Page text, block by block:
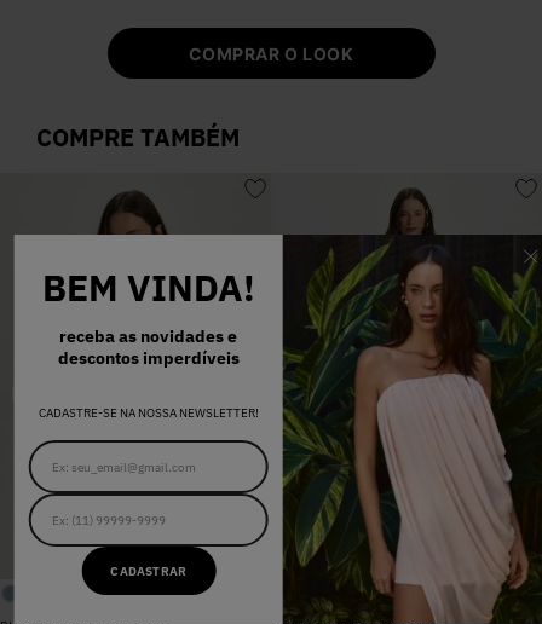
BEM VINDA!
receba as novidades e
descontos imperdíveis
CADASTRE-SE NA NOSSA NEWSLETTER!
CADASTRAR
COMPRAR O LOOK
COMPRE TAMBÉM